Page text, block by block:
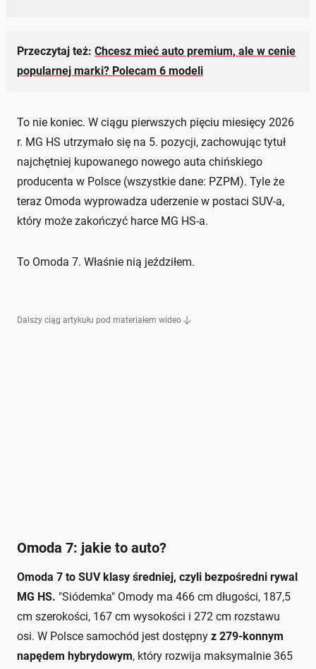
Przeczytaj też: Chcesz mieć auto premium, ale w cenie
popularnej marki? Polecam 6 modeli
To nie koniec. W ciągu pierwszych pięciu miesięcy 2026
r. MG HS utrzymało się na 5. pozycji, zachowując tytuł
najchętniej kupowanego nowego auta chińskiego
producenta w Polsce (wszystkie dane: PZPM). Tyle że
teraz Omoda wyprowadza uderzenie w postaci SUV-a,
który może zakończyć harce MG HS-a.
To Omoda 7. Właśnie nią jeździłem.
Dalszy ciąg artykułu pod materiałem wideo
Omoda 7: jakie to auto?
Omoda 7 to SUV klasy średniej, czyli bezpośredni rywal
MG HS. "Siódemka" Omody ma 466 cm długości, 187,5
cm szerokości, 167 cm wysokości i 272 cm rozstawu
osi. W Polsce samochód jest dostępny z 279-konnym
napędem hybrydowym, który rozwija maksymalnie 365